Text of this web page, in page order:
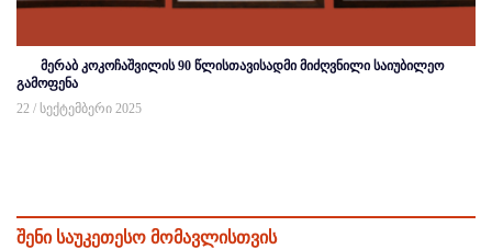
მერაბ კოკოჩაშვილის 90 წლისთავისადმი მიძღვნილი საიუბილეო
გამოფენა
22 / სექტემბერი 2025
შენი საუკეთესო მომავლისთვის